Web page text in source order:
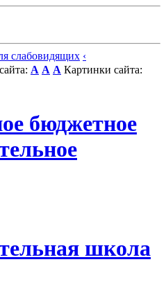
слабовидящих ‹
A A A Картинки сайта:
бюджетное
школа